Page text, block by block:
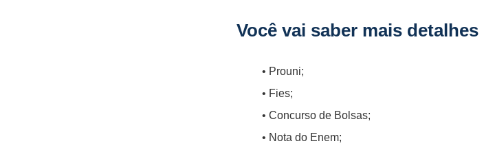
Você vai saber mais
Prouni;
Fies;
Concurso de Bolsas;
Nota do Enem;